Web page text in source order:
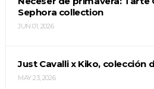
Sephora collection
JUN 01, 2026
Just Cavalli x Kiko, colección
MAY 23, 2026